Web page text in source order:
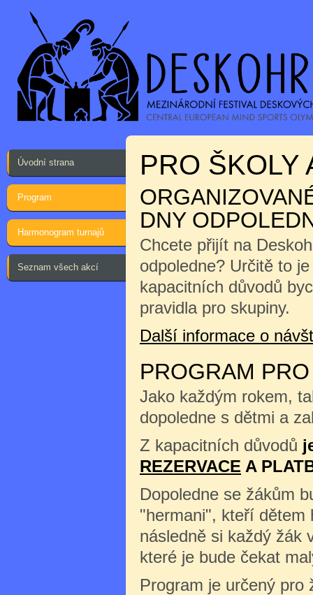
Úvodní strana
Program
Harmonogram turnajů
Seznam všech akcí
PRO ŠKOLY
DNY
Chcete přijít na
odpoledne? Určitě to
kapacitních důvodů
pravidla pro skupiny.
Další informace o
PROGRAM
Jako každým rokem,
dopoledne s dětmi a
Z kapacitních důvodů
REZERVACE A
Dopoledne se žákům
"hermani", kteří dětem
následně si každý žák
které je bude čekat
Program je určený pro